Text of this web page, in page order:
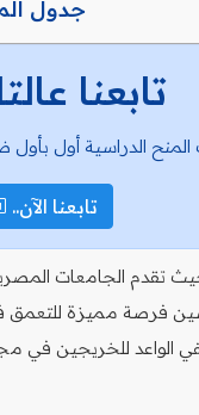
جدول
تابعنا
الدراسية أول بأول
تابعنا الآن..
تقدم الجامعات
فرصة مميزة للتعمق
للخريجين في